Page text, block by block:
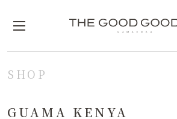
SHOP
GUAMA KENYA